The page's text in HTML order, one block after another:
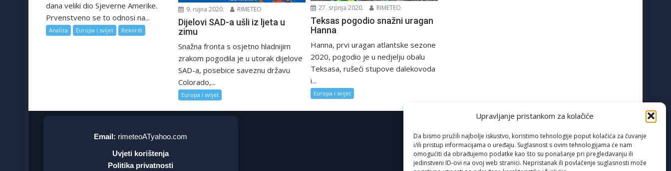
Upravljanje pristankom za kolačiće
Da bismo pružili najbolje iskustvo, koristimo tehnologije poput kolačića za čuvanje
i/ili pristup informacijama o uređaju. Suglasnost s ovim tehnologijama će nam
omogućiti da obrađujemo podatke kao što su ponašanje pri pregledavanju ili
jedinstveni ID-ovi na ovoj web stranici. Nepristanak ili povlačenje suglasnosti može
dana veliki dio Sjeverne Amerike.
Prvenstveno se to odnosi na...
Analiza Europa i svijet Rekordi
9. rujna 2020. RIMETEO
Dijelovi SAD-a ušli iz ljeta u
zimu
Snažna fronta s osjetno hladnijim
zrakom pogodila je u utorak dijelove
SAD-a, posebice saveznu državu
Colorado,...
Europa i svijet
27. srpnja 2020. RIMETEO
Teksas pogodio snažni uragan
Hanna
Hanna, prvi uragan atlantske sezone
2020, pogodio je u nedjelju obalu
Teksasa, rušeći stupove dalekovoda
i...
Europa i svijet
Email: rimeteoATyahoo.com
Uvjeti korištenja
Politika privatnosti